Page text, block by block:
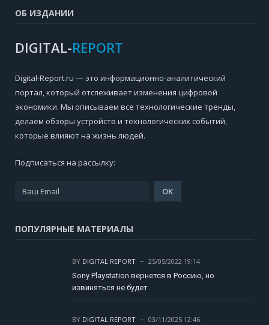
ОБ ИЗДАНИИ
DIGITAL-REPORT
Digital-Report.ru — это информационно-аналитический
портал, который отслеживает изменения цифровой
экономики. Мы описываем все технологические тренды,
делаем обзоры устройств и технологических событий,
которые влияют на жизнь людей.
Подписаться на рассылку:
ПОПУЛЯРНЫЕ МАТЕРИАЛЫ
BY DIGITAL REPORT
25/05/2022 19:14
Sony Playstation вернется в Россию, но
извиняться не будет
BY DIGITAL REPORT
03/11/2025 12:46